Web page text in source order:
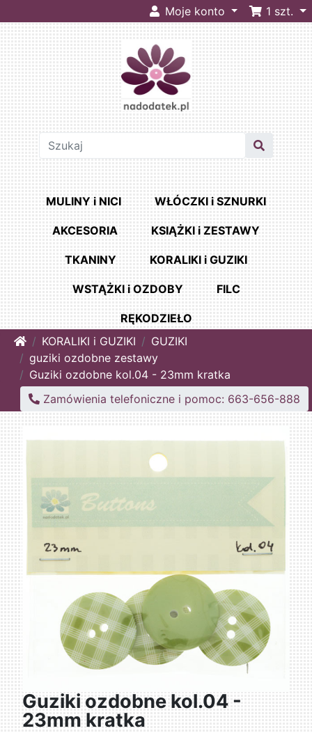
Moje konto 1 szt.
MULINY i NICI WŁÓCZKI i SZNURKI
AKCESORIA KSIĄŻKI i ZESTAWY
TKANINY KORALIKI i GUZIKI
WSTĄŻKI i OZDOBY FILC
RĘKODZIEŁO
HomeKORALIKI i GUZIKI
GUZIKI
guziki ozdobne zestawy
Guziki ozdobne kol.04 - 23mm kratka
Zamówienia telefoniczne i pomoc: 663-656-888
Guziki ozdobne kol.04 -
23mm kratka